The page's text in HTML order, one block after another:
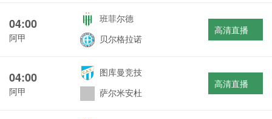
04:00
阿甲
班菲尔德
贝尔格拉诺
高清直播
04:00
阿甲
图库曼竞技
萨尔米安杜
高清直播